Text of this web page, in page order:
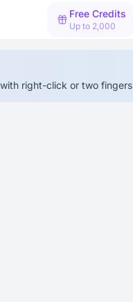
Free Credits
Up to 2,000
right-click or two fingers